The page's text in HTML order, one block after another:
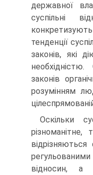
державної
суспільні
тенденції
законів, які
законів
розумінням
Оскільки
різноманітне,
відносин,